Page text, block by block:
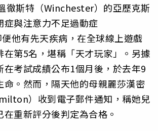
徹斯特（Winchester）的亞歷克斯
症與注意力不足過動症
便他有先天疾病，在全球線上遊戲
在第5名，堪稱「天才玩家」。另據
在考試成績公布1個月後，於去年9
命。然而，隔天他的母親麗莎漢密
）收到電子郵件通知，稱她兒
重新評分後判定為合格。